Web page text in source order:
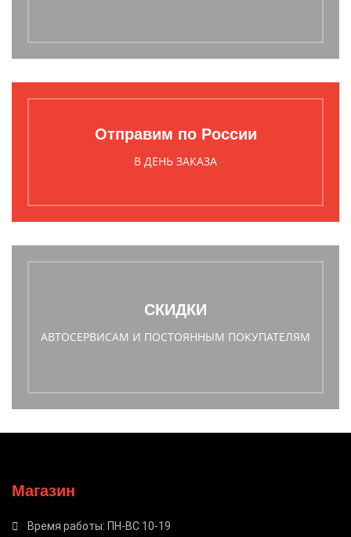
Отправим по России
В ДЕНЬ ЗАКАЗА
СКИДКИ
АВТОСЕРВИСАМ И ПОСТОЯННЫМ ПОКУПАТЕЛЯМ
Магазин
Время работы: ПН-ВС 10-19